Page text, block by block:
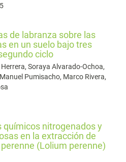
de labranza sobre las
en un suelo bajo tres
ciclo
Soraya Alvarado-Ochoa,
Pumisacho, Marco Rivera,
nitrogenados y
en la extracción de
(Lolium perenne)